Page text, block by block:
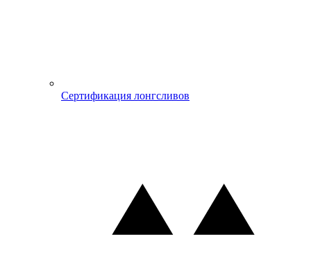
Сертификация лонгсливов